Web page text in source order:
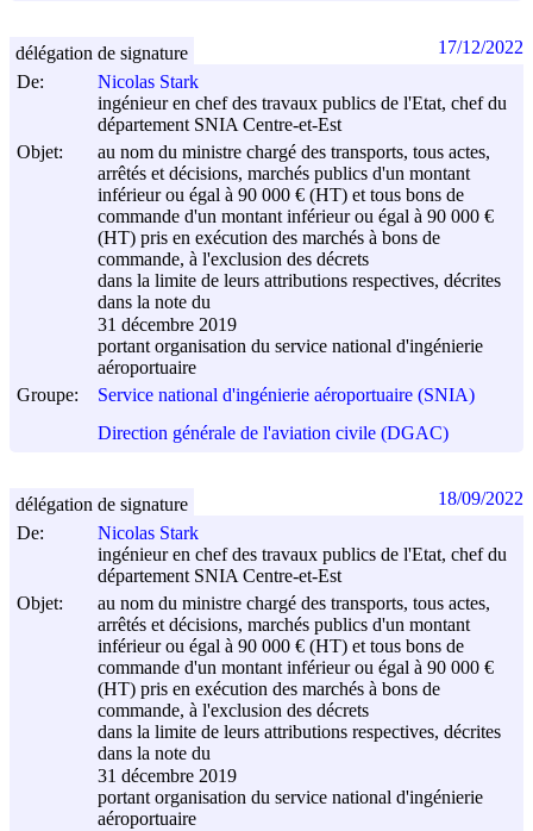
De:
Nicolas Stark
ingénieur en chef des travaux publics de l'Etat, chef du
département SNIA Centre-et-Est
Objet:
au nom du ministre chargé des transports, tous actes,
arrêtés et décisions, marchés publics d'un montant
inférieur ou égal à 90 000 € (HT) et tous bons de
commande d'un montant inférieur ou égal à 90 000 €
(HT) pris en exécution des marchés à bons de
commande, à l'exclusion des décrets
dans la limite de leurs attributions respectives, décrites
dans la note du
31 décembre 2019
portant organisation du service national d'ingénierie
aéroportuaire
Groupe:
Service national d'ingénierie aéroportuaire (SNIA)
Direction générale de l'aviation civile (DGAC)
délégation de signature 17/12/2022
De:
Nicolas Stark
ingénieur en chef des travaux publics de l'Etat, chef du
département SNIA Centre-et-Est
Objet:
au nom du ministre chargé des transports, tous actes,
arrêtés et décisions, marchés publics d'un montant
inférieur ou égal à 90 000 € (HT) et tous bons de
commande d'un montant inférieur ou égal à 90 000 €
(HT) pris en exécution des marchés à bons de
commande, à l'exclusion des décrets
dans la limite de leurs attributions respectives, décrites
dans la note du
31 décembre 2019
portant organisation du service national d'ingénierie
aéroportuaire
délégation de signature 18/09/2022